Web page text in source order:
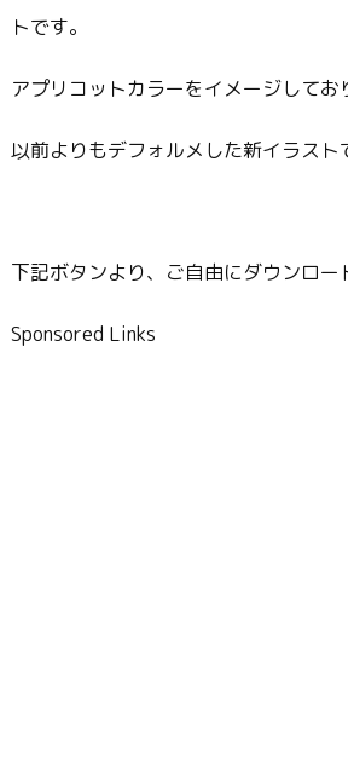
トです。
アプリコットカラーをイメージしてお
以前よりもデフォルメした新イラスト
下記ボタンより、ご自由にダウンロー
Sponsored Links